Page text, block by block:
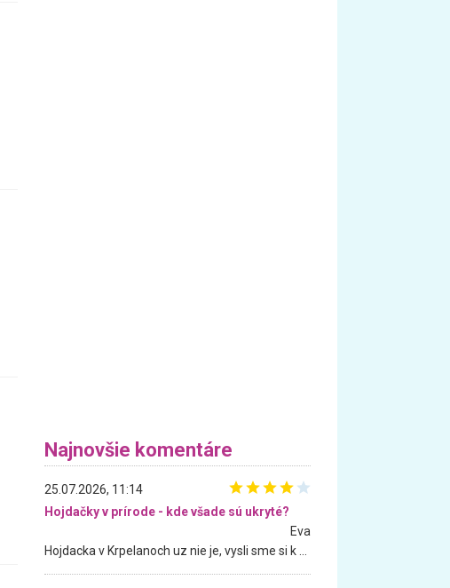
Najnovšie komentáre
25.07.2026, 11:14
Hojdačky v prírode - kde všade sú ukryté?
Eva